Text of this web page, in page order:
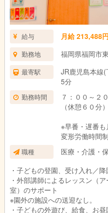
給与 月給 213,488
勤務地 福岡県福岡市
最寄駅
JR鹿児島本線
5分
勤務時間
７：００～２
（休憩６０分
※早番・遅番も
変形労働時間制
職種
医療・介護・
・子どもの登園、受け入れ／
・外部講師によるレッスン（
室）のサポート
※園外の施設への送迎なし。
・子どもの外遊び、給食、お